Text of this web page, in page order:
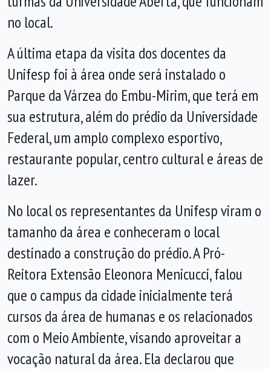
no local.
A última etapa da visita dos docentes da
Unifesp foi à área onde será instalado o
Parque da Várzea do Embu-Mirim, que terá em
sua estrutura, além do prédio da Universidade
Federal, um amplo complexo esportivo,
restaurante popular, centro cultural e áreas de
lazer.
No local os representantes da Unifesp viram o
tamanho da área e conheceram o local
destinado a construção do prédio. A Pró-
Reitora Extensão Eleonora Menicucci, falou
que o campus da cidade inicialmente terá
cursos da área de humanas e os relacionados
com o Meio Ambiente, visando aproveitar a
vocação natural da área. Ela declarou que